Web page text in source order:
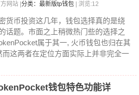
网站 | 分类：最新版tp钱包 | 浏览:12
货币投资这几年，钱包选择真的是绕
话题。市面之上稍微热门些的选择之
属于其一, 火币钱包也归在其
而这两者在定位方面实际上并非完全一
钱包特色功能详